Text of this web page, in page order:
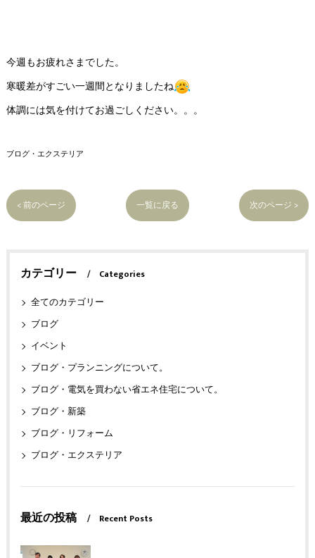
今週もお疲れさまでした。
寒暖差がすごい一週間となりましたね
体調には気を付けてお過ごしください。。。
ブログ・エクステリア
< 前のページ 一覧に戻る 次のページ >
カテゴリー
Categories
全てのカテゴリー
ブログ
イベント
ブログ・プランニングについて。
ブログ・電気を買わない省エネ住宅について。
ブログ・新築
ブログ・リフォーム
ブログ・エクステリア
最近の投稿 Recent Posts